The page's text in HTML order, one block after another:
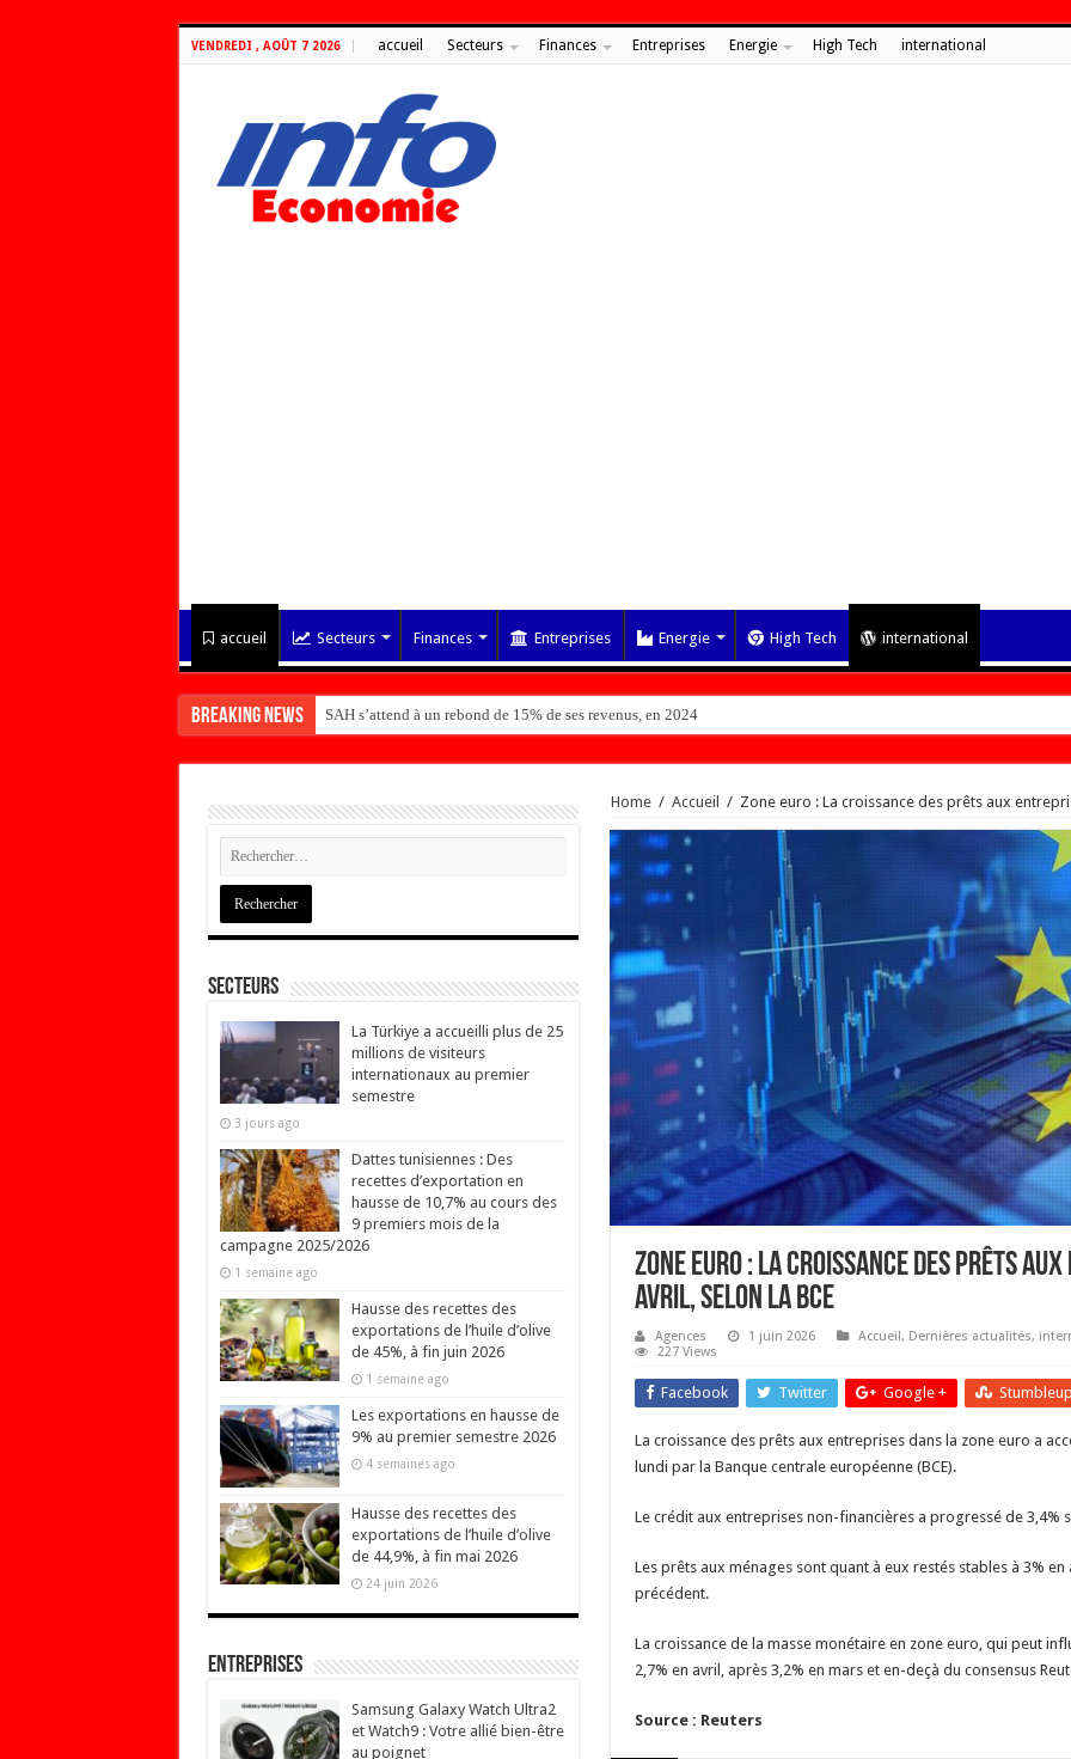
VENDREDI , AOÛT 7 2026 accueil Secteurs Finances Entreprises Energie High Tech international
accueil Secteurs Finances Entreprises Energie High Tech international
Breaking News SAH s’attend à un rebond de 15% de ses revenus, en 2024
Home / Accueil / Zone euro : La croissance des prêts aux
Zone euro : La croissance des prêts
avril, selon la BCE
Agences 1 juin 2026 Accueil , Dernières actualités,
227 Views
Facebook Twitter Google +
La croissance des prêts aux entreprises dans la zone euro a
lundi par la Banque centrale européenne (BCE).
Le crédit aux entreprises non-financières a progressé de 3,4%
Les prêts aux ménages sont quant à eux restés stables à 3%
précédent.
La croissance de la masse monétaire en zone euro, qui peut
2,7% en avril, après 3,2% en mars et en-deçà du consensus
Source : Reuters
Secteurs
La Türkiye a accueilli plus de 25
millions de visiteurs
internationaux au premier
semestre
3 jours ago
Dattes tunisiennes : Des
recettes d’exportation en
hausse de 10,7% au cours des
9 premiers mois de la
campagne 2025/2026
1 semaine ago
Hausse des recettes des
exportations de l’huile d’olive
de 45%, à fin juin 2026
1 semaine ago
Les exportations en hausse de
9% au premier semestre 2026
4 semaines ago
Hausse des recettes des
exportations de l’huile d’olive
de 44,9%, à fin mai 2026
24 juin 2026
Entreprises
Samsung Galaxy Watch Ultra2
et Watch9 : Votre allié bien-être
au poignet